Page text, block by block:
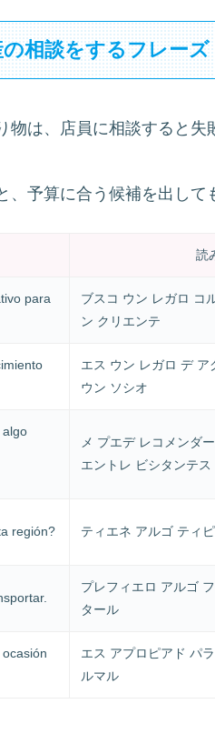
相談をするフレーズ
物は、店員に相談すると失
、予算に合う候補を出して
読
para
ブスコ ウン レガロ コ
ン クリエンテ
エス ウン レガロ デ ア
ウン ソシオ
メ プエデ レコメンダ
エントレ ビシタンテ
región? ティエネ アルゴ ティ
プレフィエロ アルゴ
タール
エス アプロピアド パ
ルマル